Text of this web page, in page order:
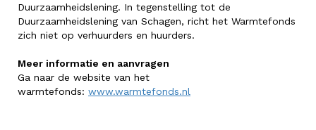
Duurzaamheidslening. In tegenstelling tot de
Duurzaamheidslening van Schagen, richt het Warmtefonds
zich niet op verhuurders en huurders.
Meer informatie en aanvragen
Ga naar de website van het
warmtefonds: www.warmtefonds.nl